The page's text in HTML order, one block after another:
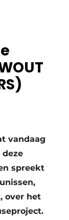
vandaag
spreekt
over het